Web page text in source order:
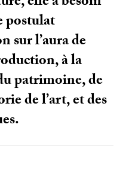
postulat
sur l’aura de
à la
patrimoine, de
de l’art, et des